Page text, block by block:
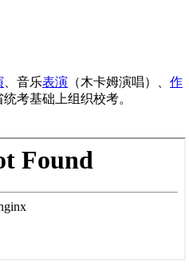
、音乐表演 （木卡姆演唱）、 作
考基础上组织校考。